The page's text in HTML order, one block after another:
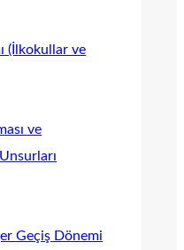
(İlkokullar ve
ve
Geçiş Dönemi